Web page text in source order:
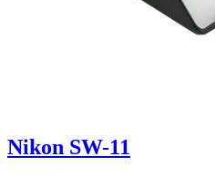
Nikon SW-11